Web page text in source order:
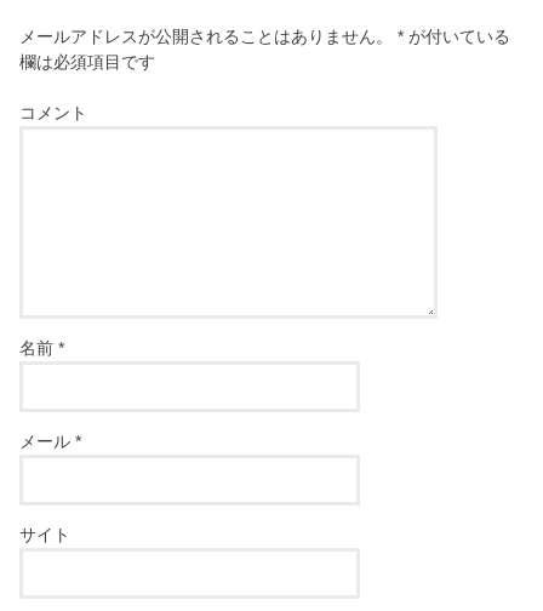
メールアドレスが公開されることはありません。 * が付いている
欄は必須項目です
コメント
名前*
メール*
サイト